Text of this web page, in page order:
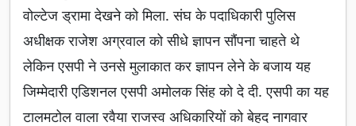
वोल्टेज ड्रामा देखने को मिला. संघ के पदाधिकारी पुलिस
अधीक्षक राजेश अग्रवाल को सीधे ज्ञापन सौंपना चाहते थे
लेकिन एसपी ने उनसे मुलाकात कर ज्ञापन लेने के बजाय यह
जिम्मेदारी एडिशनल एसपी अमोलक सिंह को दे दी. एसपी का यह
टालमटोल वाला रवैया राजस्व अधिकारियों को बेहद नागवार